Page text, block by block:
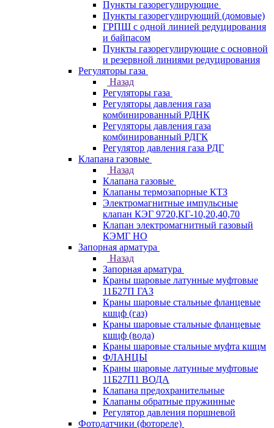
Пункты газорегулирующие
Пункты газорегулирующий (домовые)
ГРПШ с одной линией редуцирования
и байпасом
Пункты газорегулирующие с основной
и резервной линиями редуцирования
Регуляторы газа
Назад
Регуляторы газа
Регуляторы давления газа
комбинированный РДНК
Регуляторы давления газа
комбинированный РДГК
Регулятор давления газа РДГ
Клапана газовые
Назад
Клапана газовые
Клапаны термозапорные КТЗ
Электромагнитные импульсные
клапан КЭГ 9720,КГ-10,20,40,70
Клапан электромагнитный газовый
КЭМГ НО
Запорная арматура
Назад
Запорная арматура
Краны шаровые латунные муфтовые
11Б27П ГАЗ
Краны шаровые стальные фланцевые
кшцф (газ)
Краны шаровые стальные фланцевые
кшцф (вода)
Краны шаровые стальные муфта кшцм
ФЛАНЦЫ
Краны шаровые латунные муфтовые
11Б27П1 ВОДА
Клапана предохранительные
Клапаны обратные пружинные
Регулятор давления поршневой
Фотодатчики (фотореле)